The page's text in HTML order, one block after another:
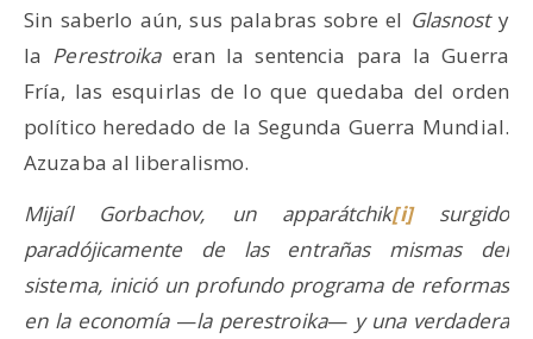
Sin saberlo aún, sus palabras sobre el Glasnosty
la Perestroikaeran la sentencia para la Guerra
Fría, las esquirlas de lo que quedaba del orden
político heredado de la Segunda Guerra Mundial.
Azuzaba al liberalismo.
Mijaíl Gorbachov, un apparátchik[i]surgido
paradójicamente de las entrañas mismas del
sistema, inició un profundo programa de reformas
en la economía —la perestroika— y una verdadera